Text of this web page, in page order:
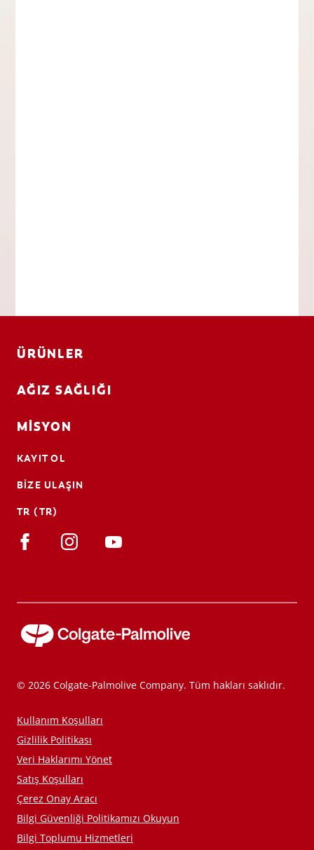
ÜRÜNLER
AĞIZ SAĞLIĞI
MISYON
KAYIT OL
BIZE ULAŞIN
TR (TR)
© 2026 Colgate-Palmolive Company. Tüm hakları saklıdır.
Kullanım Koşulları
Gizlilik Politikası
Veri Haklarımı Yönet
Satış Koşulları
Çerez Onay Aracı
Bilgi Güvenliği Politikamızı Okuyun
Bilgi Toplumu Hizmetleri